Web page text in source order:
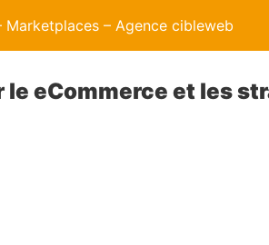
Marketplaces – Agence cibleweb
le eCommerce et les